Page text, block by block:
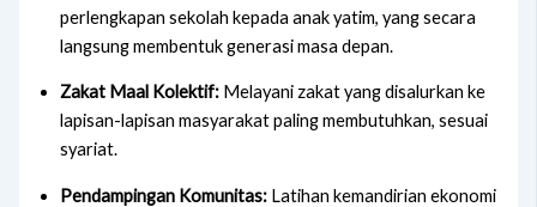
perlengkapan sekolah kepada anak yatim, yang secara
langsung membentuk generasi masa depan.
Zakat Maal Kolektif: Melayani zakat yang disalurkan ke
lapisan-lapisan masyarakat paling membutuhkan, sesuai
syariat.
Pendampingan Komunitas: Latihan kemandirian ekonomi